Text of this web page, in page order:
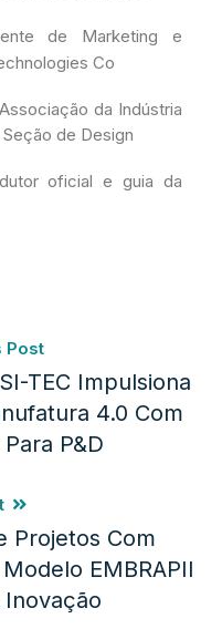
de Marketing e
Co
da Indústria
de Design
oficial e guia da
Post
TEC Impulsiona
4.0 Com
P&D
Projetos Com
EMBRAPII
Inovação